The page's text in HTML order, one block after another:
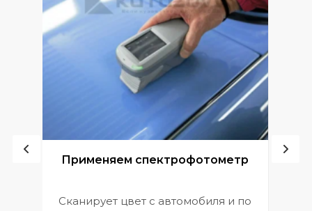
Применяем спектрофотометр
Сканирует цвет с автомобиля и по